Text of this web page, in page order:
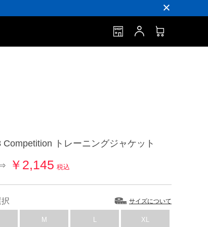
Competition トレーニングジャケット
⇒ ￥2,145 税込
サイズについて
M L XL